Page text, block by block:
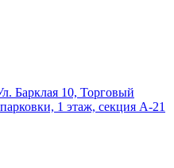
Барклая 10, Торговый
1 этаж, секция А-21